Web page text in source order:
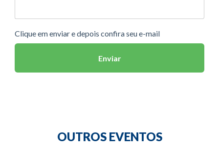
Clique em enviar e depois confira seu e-mail
Enviar
OUTROS EVENTOS